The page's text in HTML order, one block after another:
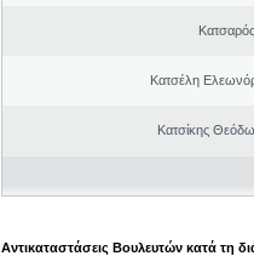
Κατσέλη
Κατσίκης
Αντικαταστάσεις Βουλευτών κατά τη